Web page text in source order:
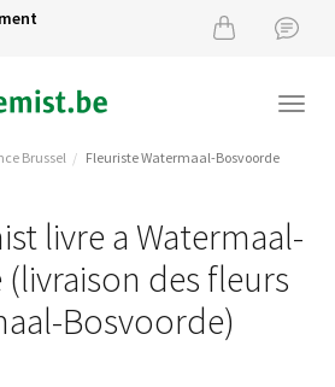
Brussel Fleuriste Watermaal-Bosvoorde
livre a Watermaal-
des fleurs
Bosvoorde)